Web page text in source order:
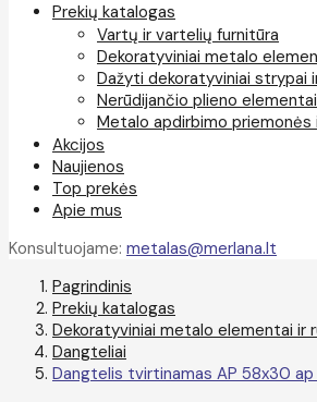
Prekių katalogas
Vartų ir vartelių furnitūra
Dekoratyviniai metalo
Dažyti dekoratyviniai strypai
Nerūdijančio plieno elementai
Metalo apdirbimo priemonės
Akcijos
Naujienos
Top prekės
Apie mus
Konsultuojame: metalas@merlana.lt
Pagrindinis
Prekių katalogas
Dekoratyviniai metalo elementai ir
Dangteliai
Dangtelis tvirtinamas AP 58x30 ap